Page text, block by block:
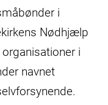
i
Nødhjælp
i
navnet